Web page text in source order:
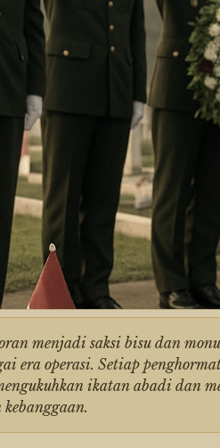
menjadi saksi bisu dan
era operasi. Setiap
ikatan abadi dan